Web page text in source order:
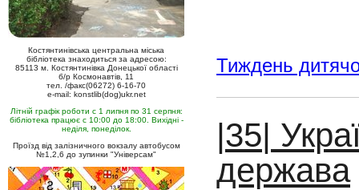
Костянтинівська центральна міська
бібліотека знаходиться за адресою:
85113 м. Костянтинівка Донецької області
б/р Космонавтів, 11
тел. /факс(06272) 6-16-70
e-mail: konstlib(dog)ukr.net
Літній графік роботи с 1 липня по 31 серпня:
бібліотека працює с 10:00 до 18:00. Вихідні -
неділя, понеділок.
Проїзд від залізничного вокзалу автобусом
№1,2,6 до зупинки "Універсам"
Тиждень
|35|
держава